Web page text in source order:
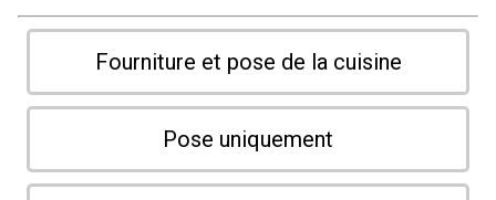
Fourniture et pose de la cuisine
Pose uniquement